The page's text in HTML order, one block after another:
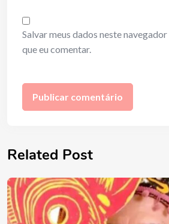
Salvar meus dados neste
que eu comentar.
Related Post